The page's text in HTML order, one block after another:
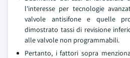
l'interesse per tecnologie
valvole antisifone e quelle
dimostrato tassi di revisione
alle valvole non programmabili.
Pertanto, i fattori sopra